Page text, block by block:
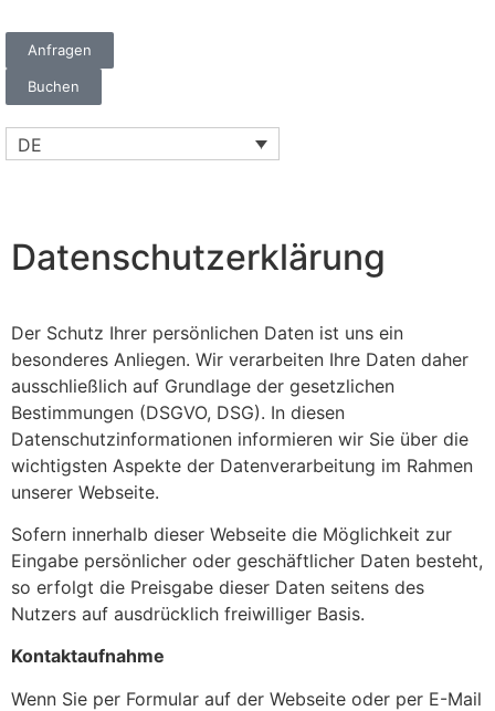
Anfragen
Buchen
DE
Datenschutzerklärung
Der Schutz Ihrer persönlichen Daten ist uns ein
besonderes Anliegen. Wir verarbeiten Ihre Daten daher
ausschließlich auf Grundlage der gesetzlichen
Bestimmungen (DSGVO, DSG). In diesen
Datenschutzinformationen informieren wir Sie über die
wichtigsten Aspekte der Datenverarbeitung im Rahmen
unserer Webseite.
Sofern innerhalb dieser Webseite die Möglichkeit zur
Eingabe persönlicher oder geschäftlicher Daten besteht,
so erfolgt die Preisgabe dieser Daten seitens des
Nutzers auf ausdrücklich freiwilliger Basis.
Kontaktaufnahme
Wenn Sie per Formular auf der Webseite oder per E-Mail